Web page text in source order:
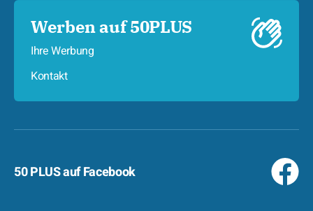
Werben auf 50PLUS
Ihre Werbung
Kontakt
50 PLUS auf Facebook